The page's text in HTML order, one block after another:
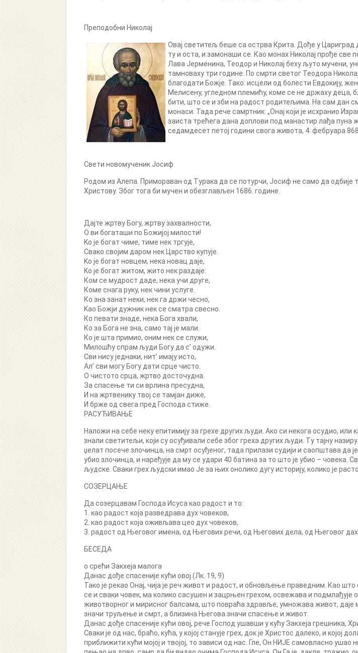
Преподобни Николај
Овај светитељ беше са острва Крита. Дође у Цариград
ту и оста, и замонаши се. Као монах Николај прође
Лава Јерменина, Теодор и Николај беху љуто мучени,
тамноваху три године. По смрти светог Теодора
благодати Божје. Тако: исцели од болести Евдокију,
Мелисену, угледном племићу, коме се не држаху деца,
бити, што се и зби на радост родитељима. На сам дан
монаси. Тада рече самртник: „Онај који је исхранио
заиста трећега дана доплови под манастир лађа пуна
седамдесет петој години свога живота, 4. фебруара
Свети новомученик Јосиф
Родом из Алепа. Примораван од Турака да се потурчи, Јосиф не само да
Христову. Због тога би мучен и обезглављен 1686. године.
Дајте жртву Богу, жртву захвалности,
O ви богаташи по Божијој милости!
Ko je богат чиме, тиме нек тргује,
Свако својим даром нек Царство купује.
Ko је богат новцем, нека новац даје,
Ko је богат житом, жито нек раздаје:
Ком се мудрост даде, нека учи друге,
Коме снага руку, нек чини услуге.
Ко зна занат неки, нек га држи чесно,
Kao Божји дужник нек се сматра свесно.
Ко певати знаде, нека Бога хвали,
Ко за Бога не зна, само тај је мали.
Ко је шта примио, оним нек се служи,
Милошћу спрам људи Богу да с’ одужи.
Сви нису једнаки, нит’ имају исто,
Ал’ сви могу Богу дати срце чисто.
O чистото срца, жртво досточудна.
За спасење ти си врлина пресудна,
И на жртвенику твој се тамјан диже,
И брже од свега пред Господа стиже.
РАСУЂИВАЊЕ
Наложи на себе неку епитимију за грехе других људи. Ако си некога осудио, или
знали светитељи, који су осуђивали себе због греха других људи. Ту тајну
џелат посече злочинца, на смрт осуђеног, тада прилази судији и саопштава да
убио злочинца, и наређује да му се удари 40 батина за то што је убио – човека.
људске. Сваки грех људски имао Је за њих онолико дугу историју, колико је
СОЗЕРЦАЊЕ
Да созерцавам Господа Исуса као радост и то:
1. као радост која разведрава дух човеков,
2. као радост која оживљава цео дух човеков,
3. радост од Његовог имена, од Његових речи, од Његових дела, од Његовог
БЕСЕДА
о срећи Закхеја малога
Данас дође спасеније кући овој (Лк. 19, 9)
Тако је рекао Онај, чија је реч живот и радост, и обновљење праведним. Као
се и сваки човек, ма колико сасушен и зацрњен грехом, освежава и подмлађује
животворног и мирисног балсама, што повраћа здравље, умножава живот,
значи труљење и смрт, а близина Његова значи спасење и живот.
Данас дође спасеније кући овој, рече Господ ушавши у кућу Закхеја грешника,
Сваки је од нас, браћо, кућа, у којој станује грех, док је Христос далеко, и
приближити кући мојој и твојој, то зависи од нас. Гле, Он НИЈЕ самовласно ушао